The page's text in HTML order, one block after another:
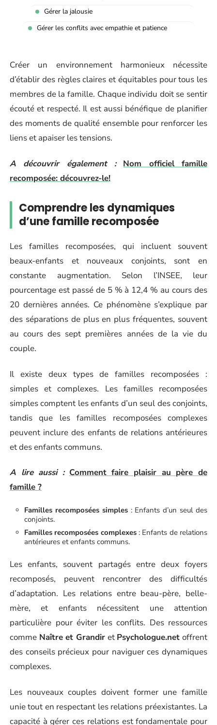
Gérer la jalousie
Gérer les conflits avec empathie et patience
Créer un environnement harmonieux nécessite
d’établir des règles claires et équitables pour tous les
membres de la famille. Chaque individu doit se sentir
écouté et respecté. Il est aussi bénéfique de planifier
des moments de qualité ensemble pour renforcer les
liens et apaiser les tensions.
A découvrir également :
Nom officiel famille
recomposée: découvrez-le!
Comprendre les dynamiques
d’une famille recomposée
Les familles recomposées, qui incluent souvent
beaux-enfants et nouveaux conjoints, sont en
constante augmentation. Selon l’INSEE, leur
pourcentage est passé de 5 % à 12,4 % au cours des
20 dernières années. Ce phénomène s’explique par
des séparations de plus en plus fréquentes, souvent
au cours des sept premières années de la vie du
couple.
Il existe deux types de familles recomposées :
simples et complexes. Les familles recomposées
simples comptent les enfants d’un seul des conjoints,
tandis que les familles recomposées complexes
peuvent inclure des enfants de relations antérieures
et des enfants communs.
A lire aussi : Comment faire plaisir au père de
famille ?
Familles recomposées simples: Enfants d’un seul des
conjoints.
Familles recomposées complexes: Enfants de relations
antérieures et enfants communs.
Les enfants, souvent partagés entre deux foyers
recomposés, peuvent rencontrer des difficultés
d’adaptation. Les relations entre beau-père, belle-
mère, et enfants nécessitent une attention
particulière pour éviter les conflits. Des ressources
comme Naître et Grandir et Psychologue.net offrent
des conseils précieux pour naviguer ces dynamiques
complexes.
Les nouveaux couples doivent former une famille
unie tout en respectant les relations préexistantes. La
capacité à gérer ces relations est fondamentale pour